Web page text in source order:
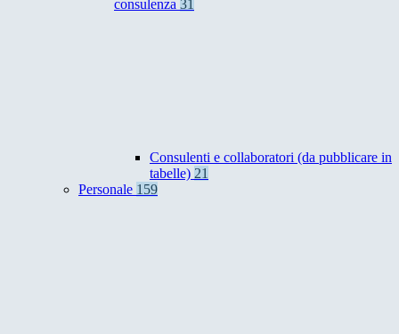
consulenza 31
Consulenti e collaboratori (da pubblicare in
tabelle) 21
Personale 159